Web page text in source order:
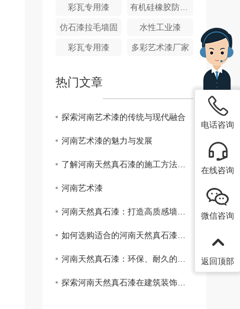
彩瓦专用漆 有机硅橡胶防水涂料
仿石漆拉毛墙固 水性工业漆
彩瓦专用漆 多彩艺术漆厂家
热门文章
探索河南艺术漆的传统与现代融合
河南艺术漆的魅力与发展
了解河南天然真石漆的施工方法与技巧
河南艺术漆
河南天然真石漆：打造高质感墙面的....
如何选购适合的河南天然真石漆？指南详解
河南天然真石漆：环保、耐久的新选择
探索河南天然真石漆在建筑装饰中的应用
电话咨询
在线咨询
微信咨询
返回顶部